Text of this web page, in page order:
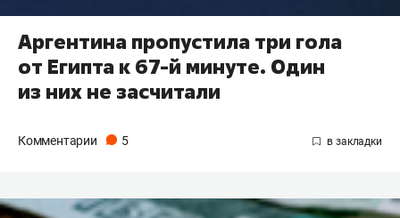
Аргентина пропустила три гола
от Египта к 67-й минуте. Один
из них не засчитали
Комментарии 5